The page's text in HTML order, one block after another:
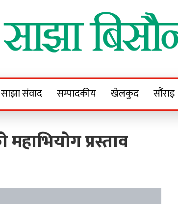
Bisaunee
साझा संवाद सम्पादकीय खेलकुद सौंराइ
प्रस्ताव